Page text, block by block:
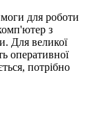
для роботи
з
Для великої
оперативної
потрібно